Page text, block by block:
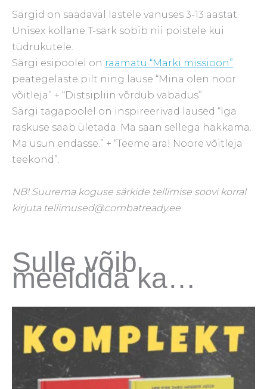
Särgid on saadaval lastele vanuses 3-13 aastat.
Unisex kollane T-särk sobib nii poistele kui
tüdrukutele.
Särgi esipoolel on raamatu “Marki missioon”
peategelaste pilt ning lause “Mina olen noor
võitleja” + “Distsipliin võrdub vabadus”
Särgi tagapoolel on inspireerivad laused “Iga
raskuse saab ületada. Ma saan sellega hakkama.
Ma usun endasse.” + “Teeme ära! Noore võitleja
teekond”.
NB! Suurema koguse särkide tellimise soovi korral
kirjuta tellimused@combatready.ee
Sulle võib
meeldida ka…